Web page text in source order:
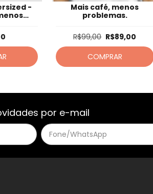
-
Mais café, menos
problemas.
R$99,00 R$89,00
COMPRAR
por e-mail